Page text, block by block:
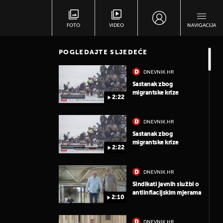
FOTO VIDEO NAVIGACIJA
POGLEDAJTE SLJEDEĆE
2:22
DNEVNIK.HR
Sastanak zbog
migrantske krize
2:22
DNEVNIK.HR
Sastanak zbog
migrantske krize
2:10
DNEVNIK.HR
Sindikati javnih službi o
antiinflacijskim mjerama